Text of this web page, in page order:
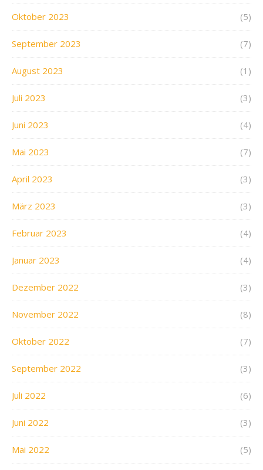
Oktober 2023 (5)
September 2023 (7)
August 2023 (1)
Juli 2023 (3)
Juni 2023 (4)
Mai 2023 (7)
April 2023 (3)
März 2023 (3)
Februar 2023 (4)
Januar 2023 (4)
Dezember 2022 (3)
November 2022 (8)
Oktober 2022 (7)
September 2022 (3)
Juli 2022 (6)
Juni 2022 (3)
Mai 2022 (5)